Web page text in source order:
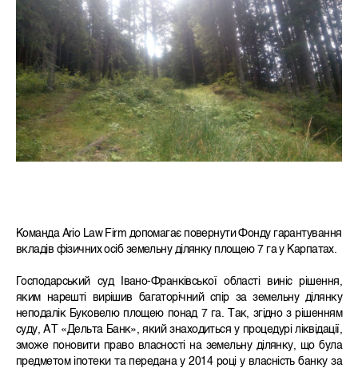
Команда Ario Law Firm допомагає повернути Фонду гарантування
вкладів фізичних осіб земельну ділянку площею 7 га у Карпатах.
Господарський суд Івано-Франківської області виніс рішення,
яким нарешті вирішив багаторічний спір за земельну ділянку
неподалік Буковелю площею понад 7 га. Так, згідно з рішенням
суду, АТ «Дельта Банк», який знаходиться у процедурі ліквідації,
зможе поновити право власності на земельну ділянку, що була
предметом іпотеки та передана у 2014 році у власність банку за